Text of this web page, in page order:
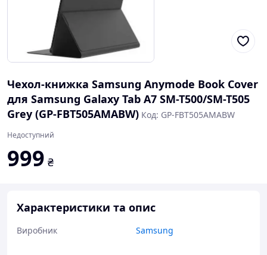
Чехол-книжка Samsung Anymode Book Cover
для Samsung Galaxy Tab A7 SM-T500/SM-T505
Grey (GP-FBT505AMABW) Код: GP-FBT505AMABW
Недоступний
999 ₴
Характеристики та опис
Виробник Samsung